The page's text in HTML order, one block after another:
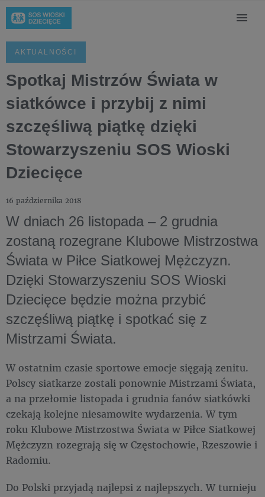
AKTUALNOŚCI
Spotkaj Mistrzów Świata w
siatkówce i przybij z nimi
szczęśliwą piątkę dzięki
Stowarzyszeniu SOS Wioski
Dziecięce
16 października 2018
W dniach 26 listopada – 2 grudnia
zostaną rozegrane Klubowe Mistrzostwa
Świata w Piłce Siatkowej Mężczyzn.
Dzięki Stowarzyszeniu SOS Wioski
Dziecięce będzie można przybić
szczęśliwą piątkę i spotkać się z
Mistrzami Świata.
W ostatnim czasie sportowe emocje sięgają zenitu.
Polscy siatkarze zostali ponownie Mistrzami Świata,
a na przełomie listopada i grudnia fanów siatkówki
czekają kolejne niesamowite wydarzenia. W tym
roku Klubowe Mistrzostwa Świata w Piłce Siatkowej
Mężczyzn rozegrają się w Częstochowie, Rzeszowie i
Radomiu.
Do Polski przyjadą najlepsi z najlepszych. W turnieju